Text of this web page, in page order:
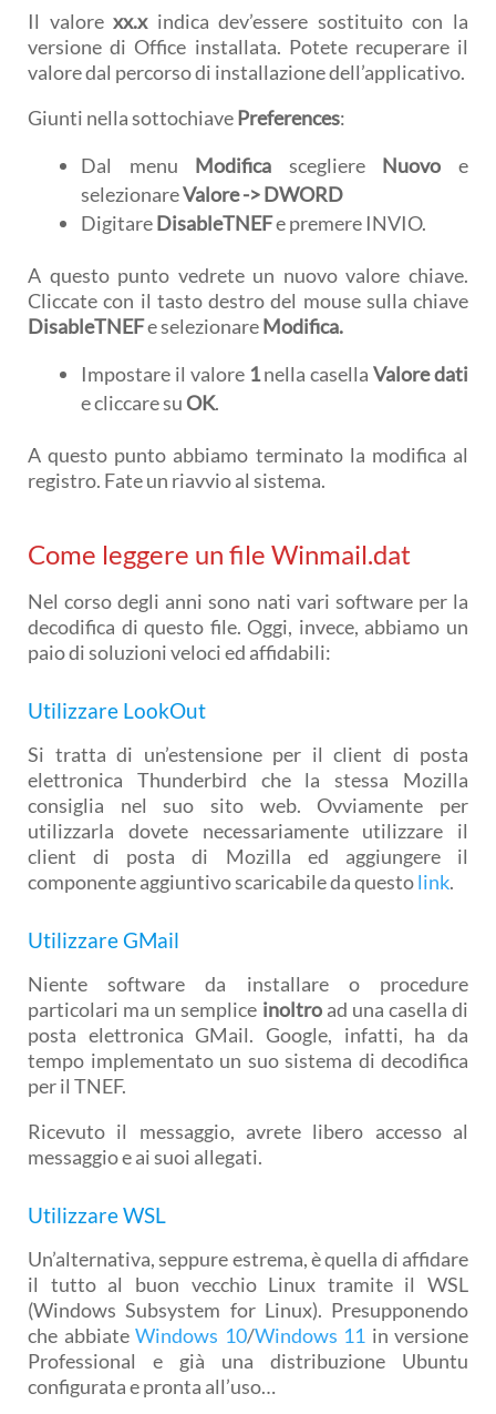
Il valorexx.xindica dev’essere sostituito con la
versione di Office installata. Potete recuperare il
valore dal percorso di installazione dell’applicativo.
Giunti nella sottochiavePreferences:
Dal menu Modifica scegliere Nuovo e
selezionareValore -> DWORD
DigitareDisableTNEFe premere INVIO.
A questo punto vedrete un nuovo valore chiave.
Cliccate con il tasto destro del mouse sulla chiave
DisableTNEFe selezionareModifica.
Impostare il valore 1nella casellaValore dati
e cliccare su OK.
A questo punto abbiamo terminato la modifica al
registro. Fate un riavvio al sistema.
Come leggere un file Winmail.dat
Nel corso degli anni sono nati vari software per la
decodifica di questo file. Oggi, invece, abbiamo un
paio di soluzioni veloci ed affidabili:
Utilizzare LookOut
Si tratta di un’estensione per il client di posta
elettronica Thunderbird che la stessa Mozilla
consiglia nel suo sito web. Ovviamente per
utilizzarla dovete necessariamente utilizzare il
client di posta di Mozilla ed aggiungere il
componente aggiuntivo scaricabile da questolink.
Utilizzare GMail
Niente software da installare o procedure
particolari ma un semplice inoltroad una casella di
posta elettronica GMail. Google, infatti, ha da
tempo implementato un suo sistema di decodifica
per il TNEF.
Ricevuto il messaggio, avrete libero accesso al
messaggio e ai suoi allegati.
Utilizzare WSL
Un’alternativa, seppure estrema, è quella di affidare
il tutto al buon vecchio Linux tramite il WSL
(Windows Subsystem for Linux). Presupponendo
che abbiate Windows 10/Windows 11 in versione
Professional e già una distribuzione Ubuntu
configurata e pronta all’uso…